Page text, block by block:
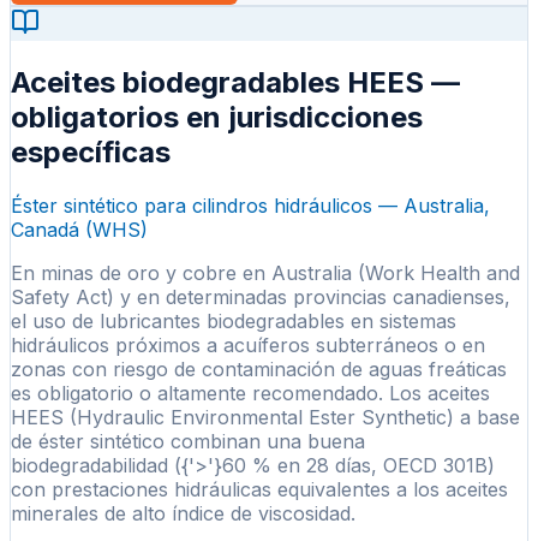
Aceites biodegradables HEES —
obligatorios en jurisdicciones
específicas
Éster sintético para cilindros hidráulicos — Australia,
Canadá (WHS)
En minas de oro y cobre en Australia (Work Health and
Safety Act) y en determinadas provincias canadienses,
el uso de lubricantes biodegradables en sistemas
hidráulicos próximos a acuíferos subterráneos o en
zonas con riesgo de contaminación de aguas freáticas
es obligatorio o altamente recomendado. Los aceites
HEES (Hydraulic Environmental Ester Synthetic) a base
de éster sintético combinan una buena
biodegradabilidad ({'>'}60 % en 28 días, OECD 301B)
con prestaciones hidráulicas equivalentes a los aceites
minerales de alto índice de viscosidad.